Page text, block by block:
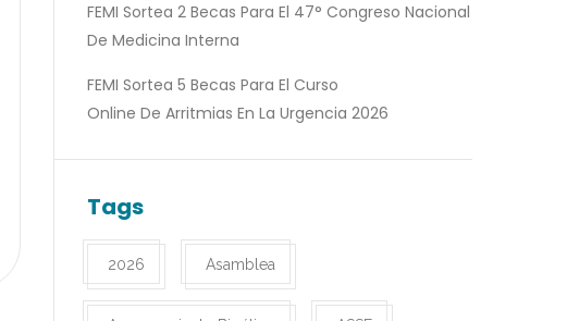
FEMI Sortea 2 Becas Para El 47° Congreso Nacional
De Medicina Interna
FEMI Sortea 5 Becas Para El Curso
Online De Arritmias En La Urgencia 2026
Tags
2026 Asamblea